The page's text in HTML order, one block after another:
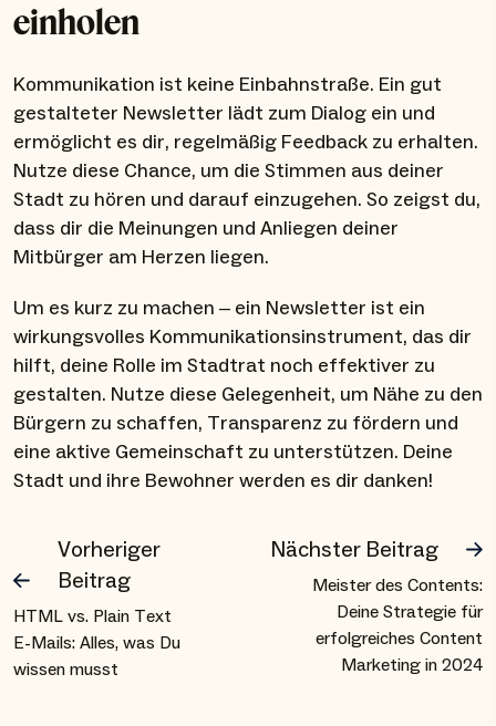
einholen
Kommunikation ist keine Einbahnstraße. Ein gut
gestalteter Newsletter lädt zum Dialog ein und
ermöglicht es dir, regelmäßig Feedback zu erhalten.
Nutze diese Chance, um die Stimmen aus deiner
Stadt zu hören und darauf einzugehen. So zeigst du,
dass dir die Meinungen und Anliegen deiner
Mitbürger am Herzen liegen.
Um es kurz zu machen – ein Newsletter ist ein
wirkungsvolles Kommunikationsinstrument, das dir
hilft, deine Rolle im Stadtrat noch effektiver zu
gestalten. Nutze diese Gelegenheit, um Nähe zu den
Bürgern zu schaffen, Transparenz zu fördern und
eine aktive Gemeinschaft zu unterstützen. Deine
Stadt und ihre Bewohner werden es dir danken!
Vorheriger
Beitrag
HTML vs. Plain Text
E-Mails: Alles, was Du
wissen musst
Nächster Beitrag
Meister des Contents:
Deine Strategie für
erfolgreiches Content
Marketing in 2024